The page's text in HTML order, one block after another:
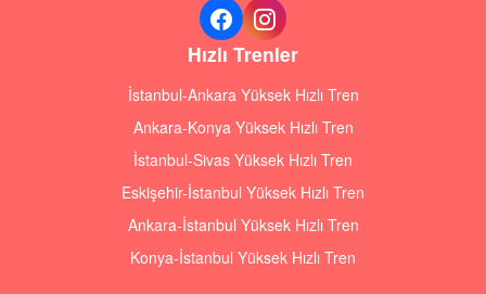
Hızlı Trenler
İstanbul-Ankara Yüksek Hızlı Tren
Ankara-Konya Yüksek Hızlı Tren
İstanbul-Sivas Yüksek Hızlı Tren
Eskişehir-İstanbul Yüksek Hızlı Tren
Ankara-İstanbul Yüksek Hızlı Tren
Konya-İstanbul Yüksek Hızlı Tren